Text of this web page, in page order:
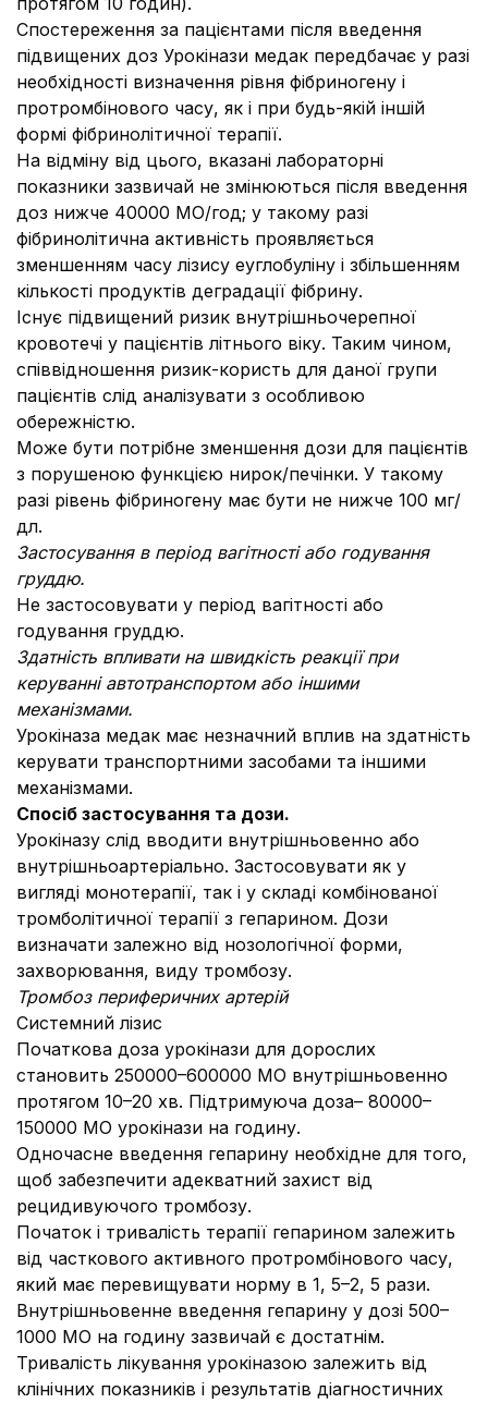
Спостереження за пацієнтами після введення
підвищених доз Урокінази медак передбачає у разі
необхідності визначення рівня фібриногену і
протромбінового часу, як і при будь-якій іншій
формі фібринолітичної терапії.
На відміну від цього, вказані лабораторні
показники зазвичай не змінюються після введення
доз нижче 40000 МО/год; у такому разі
фібринолітична активність проявляється
зменшенням часу лізису еуглобуліну і збільшенням
кількості продуктів деградації фібрину.
Існує підвищений ризик внутрішньочерепної
кровотечі у пацієнтів літнього віку. Таким чином,
співвідношення ризик-користь для даної групи
пацієнтів слід аналізувати з особливою
обережністю.
Може бути потрібне зменшення дози для пацієнтів
з порушеною функцією нирок/печінки. У такому
разі рівень фібриногену має бути не нижче 100 мг/
дл.
Застосування в період вагітності або годування
груддю.
Не застосовувати у період вагітності або
годування груддю.
Здатність впливати на швидкість реакції при
керуванні автотранспортом або іншими
механізмами.
Урокіназа медак має незначний вплив на здатність
керувати транспортними засобами та іншими
механізмами.
Спосіб застосування та дози.
Урокіназу слід вводити внутрішньовенно або
внутрішньоартеріально. Застосовувати як у
вигляді монотерапії, так і у складі комбінованої
тромболітичної терапії з гепарином. Дози
визначати залежно від нозологічної форми,
захворювання, виду тромбозу.
Тромбоз периферичних артерій
Системний лізис
Початкова доза урокінази для дорослих
становить 250000–600000 МО внутрішньовенно
протягом 10–20 хв. Підтримуюча доза– 80000–
150000 МО урокінази на годину.
Одночасне введення гепарину необхідне для того,
щоб забезпечити адекватний захист від
рецидивуючого тромбозу.
Початок і тривалість терапії гепарином залежить
від часткового активного протромбінового часу,
який має перевищувати норму в 1, 5–2, 5 рази.
Внутрішньовенне введення гепарину у дозі 500–
1000 МО на годину зазвичай є достатнім.
Тривалість лікування урокіназою залежить від
клінічних показників і результатів діагностичних